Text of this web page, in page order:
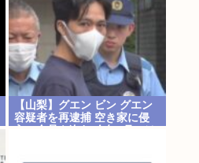
【山梨】グエン ビン グエン
容疑者を再逮捕 空き家に侵